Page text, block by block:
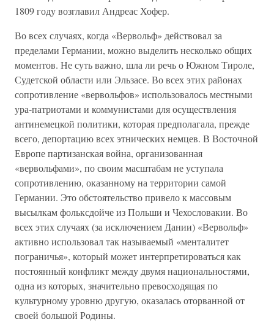
1809 году возглавил Андреас Хофер.
Во всех случаях, когда «Вервольф» действовал за
пределами Германии, можно выделить несколько общих
моментов. Не суть важно, шла ли речь о Южном Тироле,
Судетской области или Эльзасе. Во всех этих районах
сопротивление «вервольфов» использовалось местными
ура-патриотами и коммунистами для осуществления
антинемецкой политики, которая предполагала, прежде
всего, депортацию всех этнических немцев. В Восточной
Европе партизанская война, организованная
«вервольфами», по своим масштабам не уступала
сопротивлению, оказанному на территории самой
Германии. Это обстоятельство привело к массовым
высылкам фольксдойче из Польши и Чехословакии. Во
всех этих случаях (за исключением Дании) «Вервольф»
активно использовал так называемый «менталитет
пограничья», который может интерпретироваться как
постоянный конфликт между двумя национальностями,
одна из которых, значительно превосходящая по
культурному уровню другую, оказалась оторванной от
своей большой Родины.